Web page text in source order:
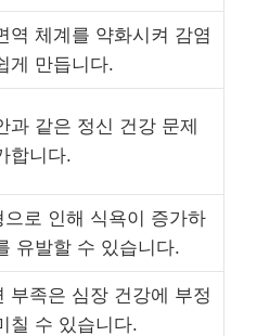
역 체계를 약화시켜 감염
게 만듭니다.
과 같은 정신 건강 문제
합니다.
으로 인해 식욕이 증가하
유발할 수 있습니다.
부족은 심장 건강에 부정
칠 수 있습니다.